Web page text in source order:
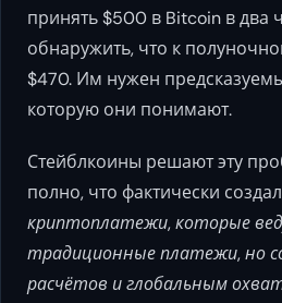
принять $500 в Bitcoin в два
обнаружить, что к
$470. Им нужен
которую они понимают.
Стейблкоины решают эту
полно, что фактически
криптоплатежи, которые
традиционные платежи, но
расчётов и глобальным